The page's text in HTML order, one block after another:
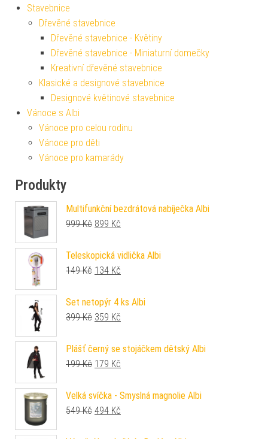
Stavebnice
Dřevěné stavebnice
Dřevěné stavebnice - Květiny
Dřevěné stavebnice - Miniaturní domečky
Kreativní dřevěné stavebnice
Klasické a designové stavebnice
Designové květinové stavebnice
Vánoce s Albi
Vánoce pro celou rodinu
Vánoce pro děti
Vánoce pro kamarády
Produkty
Multifunkční bezdrátová nabíječka Albi
999Kč Původní cena byla: 999 Kč.
899 Kč
Teleskopická vidlička Albi
149Kč Původní cena byla: 149 Kč.
134 Kč
Set netopýr 4 ks Albi
399Kč Původní cena byla: 399 Kč.
359 Kč
Plášť černý se stojáčkem dětský Albi
199Kč Původní cena byla: 199 Kč.
179 Kč
Velká svíčka - Smyslná magnolie Albi
549Kč Původní cena byla: 549 Kč.
494 Kč